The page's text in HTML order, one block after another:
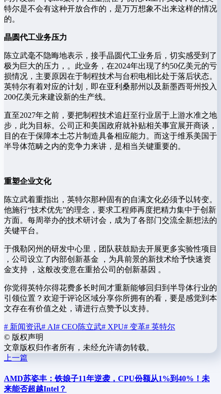
特尔是不会有这种开放合作的，是万万想象不出来这样的情况
的。
晶圆代工业务压力
陈立武毫不隐晦地表示，接手晶圆代工业务后，切实感受到了
极为巨大的压力，。此业务，在2024年出现了约50亿美元的亏
损情况，主要原因在于制程技术与台积电相比处于落后状态。
英特尔有着对应的计划，即在亚利桑那州以及新墨西哥州投入
200亿美元来建设新的生产线。
直至2027年之前，要把制程技术追赶至行业居于上游水准之地
步，此为目标。公司正和美国政府就补贴相关事宜展开商谈，
目的在于保障本土芯片制造具备相应能力。而这于维系美国于
半导体范畴之内的竞争力来讲，是相当关键重要的。
重塑企业文化
陈立武着重指出，英特尔那种固有的自满文化必须予以转变。
他施行“技术优先”的理念，要求工程师再度把精力集中于创新
方面。每周举办的技术研讨会，成为了各部门交流全新想法的
关键平台。
于俄勒冈州的研发中心里，团队获鼓励去开展更多实验性项目
，公司设立了内部创新基金 ，为具前景的新技术给予快速资
金支持 ，这般改变意在重拾公司的创新基因 。
你觉得英特尔得花费多长时间才重新能够回归到半导体行业的
引领位置？欢迎于评论区域分享你所拥有的看，要是感觉到本
文存在有价值之处，请进行点赞予以支持。
# 新闻资讯# AI# CEO陈立武# XPU# 变革# 英特尔
© 版权声明
文章版权归作者所有，未经允许请勿转载。
上一篇
AMD苏姿丰：铁娘子11年逆袭，CPU份额从1%到40%！未
来能否超越Intel？